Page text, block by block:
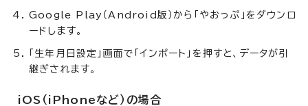
Google Play（Android版）から「やおっぷ」をダウンロ
ードします。
「生年月日設定」画面で「インポート」を押すと、データが引
継ぎされます。
iOS（iPhoneなど）の場合